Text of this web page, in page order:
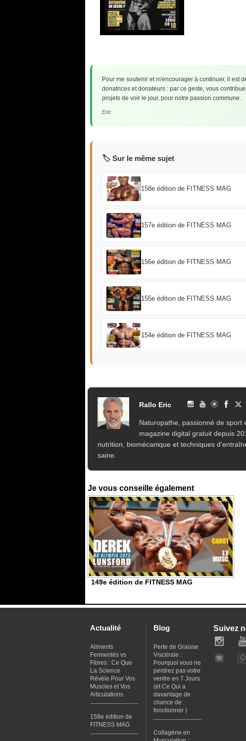
Pour me soutenir et m'encourager à continuer, il est
donatrices et donateurs : par ce geste, vous
projets de voir le jour, pour notre passion commune.
Eric
🏷️ Sur le même sujet
158e édition de FITNESS MAG
157e édition de FITNESS MAG
156e édition de FITNESS MAG
155e édition de FITNESS MAG
154e édition de FITNESS MAG
Rallo Eric
Naturopathe, passionné de sport
magazine digital gratuit depuis
nutrition, biomécanique et techniques
saine.
Je vous conseille également
149e édition de FITNESS MAG
Actualité
Aliments
Fermentés vs
Fibres : Ce Que
La Science
Révèle Pour Vos
Muscles et Vos
Articulations
158e édition de
FITNESS MAG
Blog
Perte de Graisse
Viscérale :
Pourquoi vous ne
perdrez pas votre
ventre en 7 Jours
(et Ce Qui a
davantage de
chance de
fonctionner )
Collagène en
Suivez